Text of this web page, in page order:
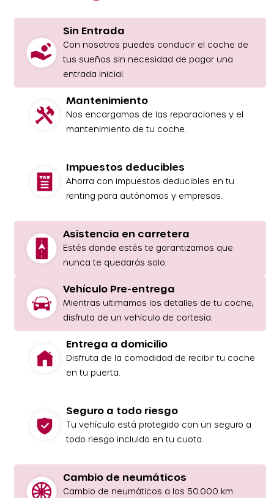
Sin Entrada
Con nosotros puedes conducir el coche de
tus sueños sin necesidad de pagar una
entrada inicial.
Mantenimiento
Nos encargamos de las reparaciones y el
mantenimiento de tu coche.
Impuestos deducibles
Ahorra con impuestos deducibles en tu
renting para autónomos y empresas.
Asistencia en carretera
Estés donde estés te garantizamos que
nunca te quedarás solo.
Vehículo Pre-entrega
Mientras ultimamos los detalles de tu coche,
disfruta de un vehículo de cortesía.
Entrega a domicilio
Disfruta de la comodidad de recibir tu coche
en tu puerta.
Seguro a todo riesgo
Tu vehículo está protegido con un seguro a
todo riesgo incluido en tu cuota.
Cambio de neumáticos
Cambio de neumáticos a los 50.000 km